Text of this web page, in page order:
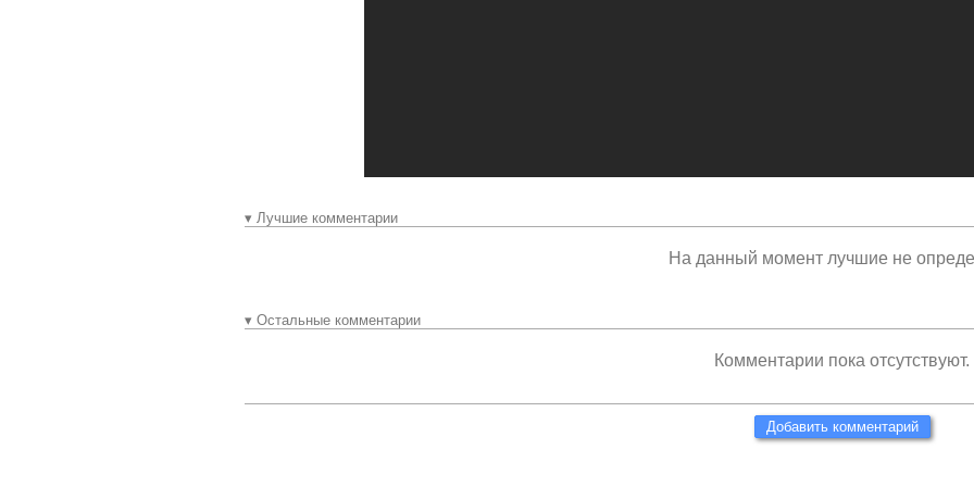
▾ Лучшие комментарии
На данный момент лучшие не
▾ Остальные комментарии
Комментарии пока отсутствуют.
Добавить комментарий